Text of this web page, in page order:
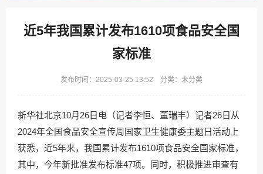
近5年我国累计发布1610项食品安全国
家标准
发布时间：2025-03-25 13:52 分类：未分类
新华社北京10月26日电（记者李恒、董瑞丰）记者26日从
2024年全国食品安全宣传周国家卫生健康委主题日活动上
获悉，近5年来，我国累计发布1610项食品安全国家标准，
其中，今年新批准发布标准47项。同时，积极推进审查有